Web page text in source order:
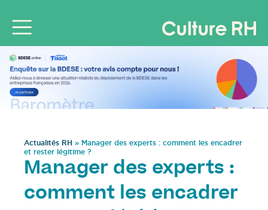
Actualités RH » Manager des experts : comment les encadrer
et rester légitime ?
Manager des experts :
comment les encadrer